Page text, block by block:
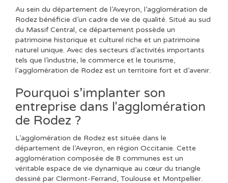
Au sein du département de l’Aveyron, l’agglomération de
Rodez bénéficie d’un cadre de vie de qualité. Situé au sud
du Massif Central, ce département possède un
patrimoine historique et culturel riche et un patrimoine
naturel unique. Avec des secteurs d’activités importants
tels que l’industrie, le commerce et le tourisme,
l’agglomération de Rodez est un territoire fort et d’avenir.
Pourquoi s’implanter son
entreprise dans l'agglomération
de Rodez ?
L’agglomération de Rodez est située dans le
département de l’Aveyron, en région Occitanie. Cette
agglomération composée de 8 communes est un
véritable espace de vie dynamique au cœur du triangle
dessiné par Clermont-Ferrand, Toulouse et Montpellier.